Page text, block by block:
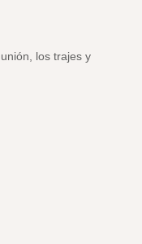
los trajes y